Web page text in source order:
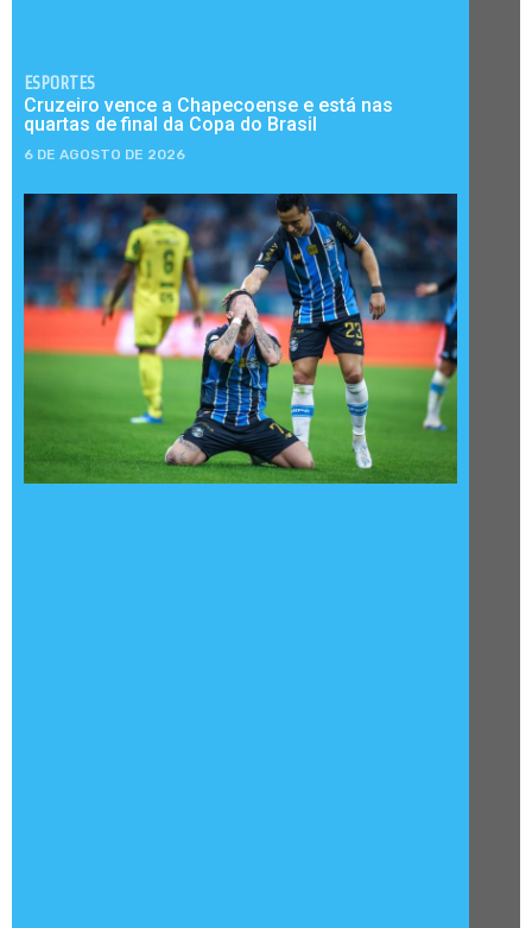
ESPORTES
Cruzeiro vence a Chapecoense e está nas
quartas de final da Copa do Brasil
6 DE AGOSTO DE 2026